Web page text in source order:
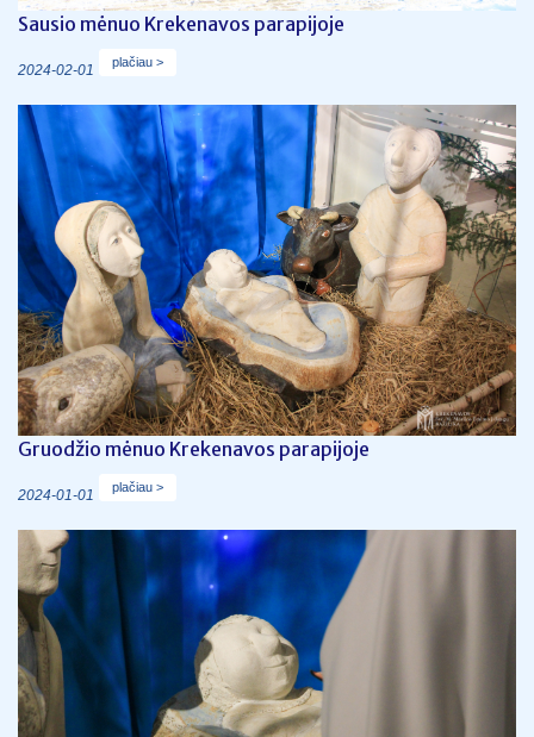
Sausio mėnuo Krekenavos parapijoje
2024-02-01 plačiau >
Gruodžio mėnuo Krekenavos parapijoje
2024-01-01 plačiau >